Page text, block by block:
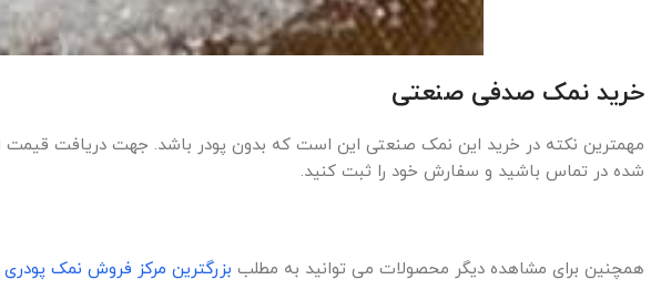
خرید نمک صدفی صنعتی
مهمترین نکته در خرید این نمک صنعتی این است که بدون پودر باشد. جهت دریافت قیمت
شده در تماس باشید و سفارش خود را ثبت کنید.
همچنین برای مشاهده دیگر محصولات می توانید به مطلب بزرگترین مرکز فروش نمک پودری